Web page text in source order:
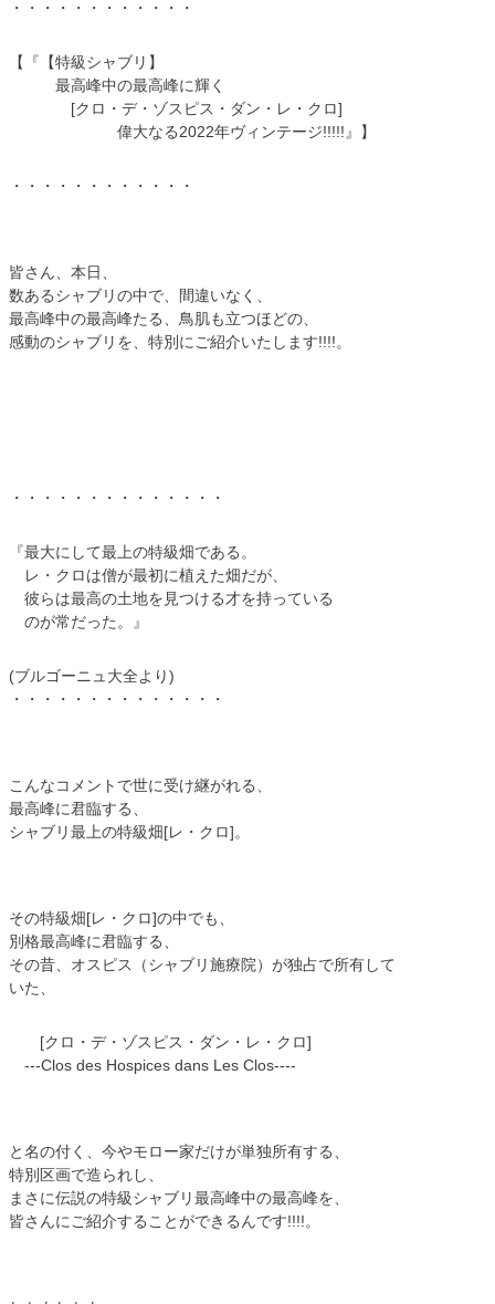
・・・・・・・・・・・・
【『【特級シャブリ】
最高峰中の最高峰に輝く
[クロ・デ・ゾスピス・ダン・レ・クロ]
偉大なる2022年ヴィンテージ!!!!!』】
・・・・・・・・・・・・
皆さん、本日、
数あるシャブリの中で、間違いなく、
最高峰中の最高峰たる、鳥肌も立つほどの、
感動のシャブリを、特別にご紹介いたします!!!!。
・・・・・・・・・・・・・・
『最大にして最上の特級畑である。
レ・クロは僧が最初に植えた畑だが、
彼らは最高の土地を見つける才を持っている
のが常だった。』
(ブルゴーニュ大全より)
・・・・・・・・・・・・・・
こんなコメントで世に受け継がれる、
最高峰に君臨する、
シャブリ最上の特級畑[レ・クロ]。
その特級畑[レ・クロ]の中でも、
別格最高峰に君臨する、
その昔、オスピス（シャブリ施療院）が独占で所有して
いた、
[クロ・デ・ゾスピス・ダン・レ・クロ]
---Clos des Hospices dans Les Clos----
と名の付く、今やモロー家だけが単独所有する、
特別区画で造られし、
まさに伝説の特級シャブリ最高峰中の最高峰を、
皆さんにご紹介することができるんです!!!!。